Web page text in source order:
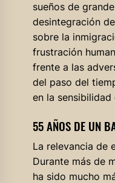
sueños de
desintegración
sobre la
frustración
frente a las
del paso del
en la
55 AÑOS DE UN
La relevancia de
Durante más de
ha sido mucho